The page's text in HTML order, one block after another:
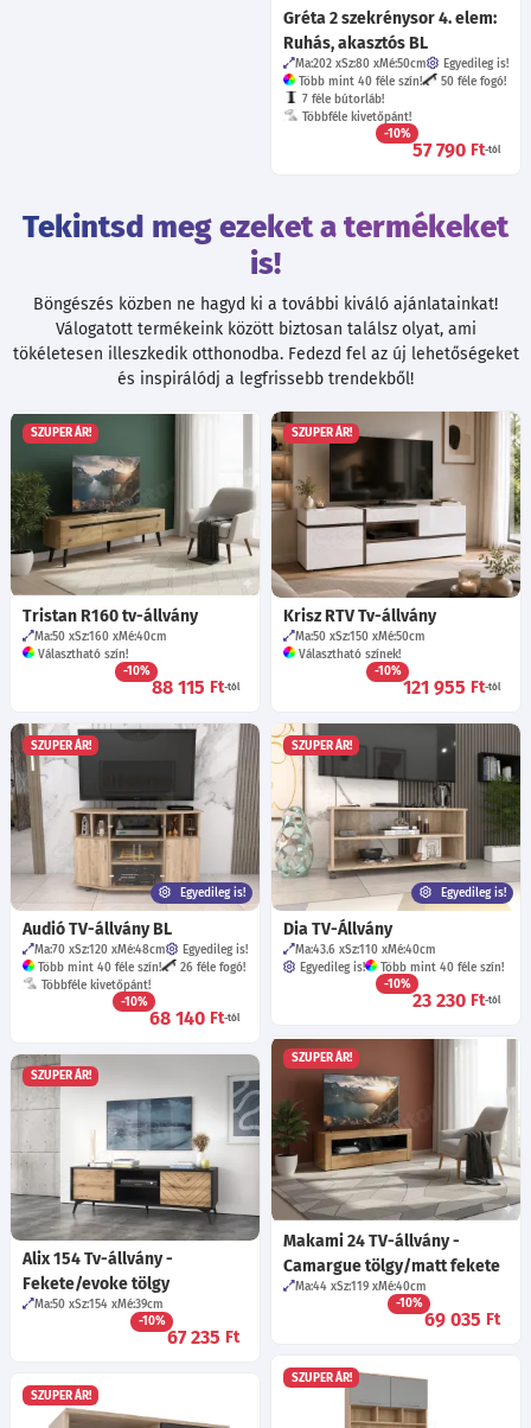
Gréta 2 szekrénysor 4. elem:
Ruhás, akasztós BL
Ma:202 Sz:80 Mé:50cm
Egyedileg is!
Több mint 40 féle szín!
50 féle fogó!
7 féle bútorláb!
Többféle kivetőpánt!
-10%
57 790 Ft-tól
Tekintsd meg ezeket a termékeket
is!
Böngészés közben ne hagyd ki a további kiváló ajánlatainkat!
Válogatott termékeink között biztosan találsz olyat, ami
tökéletesen illeszkedik otthonodba. Fedezd fel az új lehetőségeket
és inspirálódj a legfrissebb trendekből!
SZUPER ÁR!
Tristan R160 tv-állvány
Ma:50 Sz:160 Mé:40cm
Választható szín!
-10%
88 115 Ft-tól
SZUPER ÁR!
Krisz RTV Tv-állvány
Ma:50 Sz:150 Mé:50cm
Választható színek!
-10%
121 955 Ft-tól
SZUPER ÁR!
Egyedileg is!
Audió TV-állvány BL
Ma:70 Sz:120 Mé:48cm
Egyedileg is!
Több mint 40 féle szín!
26 féle fogó!
Többféle kivetőpánt!
-10%
68 140 Ft-tól
SZUPER ÁR!
Egyedileg is!
Dia TV-Állvány
Ma:43.6 Sz:110 Mé:40cm
Egyedileg is!
Több mint 40 féle szín!
-10%
23 230 Ft-tól
SZUPER ÁR!
Makami 24 TV-állvány -
Camargue tölgy/matt fekete
Ma:44 Sz:119 Mé:40cm
-10%
69 035 Ft
SZUPER ÁR!
Alix 154 Tv-állvány -
Fekete/evoke tölgy
Ma:50 Sz:154 Mé:39cm
-10%
67 235 Ft
SZUPER ÁR!
SZUPER ÁR!